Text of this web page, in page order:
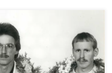
dat na een kort ziekbed Rients
één van die trouwe kaatsers, die
Lanenkaatsen. De eerste
22 jaar oud was en in groep 2
hiervoor ook al van de partij was